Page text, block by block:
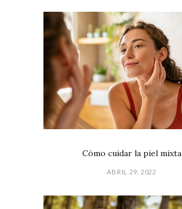
Cómo cuidar la piel mixta
ABRIL 29, 2022